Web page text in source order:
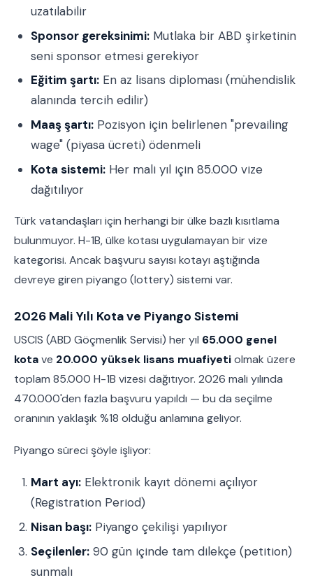
uzatılabilir
Sponsor gereksinimi: Mutlaka bir ABD şirketinin
seni sponsor etmesi gerekiyor
Eğitim şartı: En az lisans diploması (mühendislik
alanında tercih edilir)
Maaş şartı: Pozisyon için belirlenen "prevailing
wage" (piyasa ücreti) ödenmeli
Kota sistemi: Her mali yıl için 85.000 vize
dağıtılıyor
Türk vatandaşları için herhangi bir ülke bazlı kısıtlama
bulunmuyor. H-1B, ülke kotası uygulamayan bir vize
kategorisi. Ancak başvuru sayısı kotayı aştığında
devreye giren piyango (lottery) sistemi var.
2026 Mali Yılı Kota ve Piyango Sistemi
USCIS (ABD Göçmenlik Servisi) her yıl 65.000 genel
kotave 20.000 yüksek lisans muafiyetiolmak üzere
toplam 85.000 H-1B vizesi dağıtıyor. 2026 mali yılında
470.000'den fazla başvuru yapıldı — bu da seçilme
oranının yaklaşık %18 olduğu anlamına geliyor.
Piyango süreci şöyle işliyor:
Mart ayı: Elektronik kayıt dönemi açılıyor
(Registration Period)
Nisan başı: Piyango çekilişi yapılıyor
Seçilenler: 90 gün içinde tam dilekçe (petition)
sunmalı